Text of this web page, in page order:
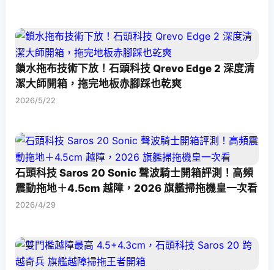
鎖水拖布技術下放！石頭科技 Qrevo Edge 2 深度清
潔大師開箱，拖完地板赤腳踩也乾爽
2026/5/22
石頭科技 Saros 20 Sonic 聲波騎士開箱評測！高頻
震動拖地＋4.5cm 越障，2026 旗艦掃拖機皇一次看
2026/4/29